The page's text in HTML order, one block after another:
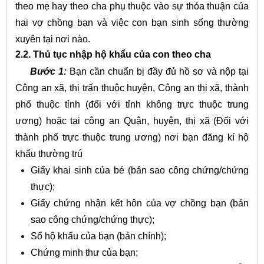
theo mẹ hay theo cha phụ thuộc vào sự thỏa thuận của
hai vợ chồng bạn và việc con bạn sinh sống thường
xuyên tại nơi nào.
2.2. Thủ tục nhập hộ khẩu của con theo cha
Bước 1: Bạn cần chuẩn bị đầy đủ hồ sơ và nộp tại
Công an xã, thị trấn thuộc huyện, Công an thị xã, thành
phố thuộc tỉnh (đối với tỉnh không trực thuộc trung
ương) hoặc tại công an Quận, huyện, thị xã (Đối với
thành phố trực thuộc trung ương) nơi bạn đăng kí hộ
khẩu thường trú
Giấy khai sinh của bé (bản sao công chứng/chứng
thực);
Giấy chứng nhận kết hôn của vợ chồng bạn (bản
sao công chứng/chứng thực);
Sổ hộ khẩu của bạn (bản chính);
Chứng minh thư của bạn;